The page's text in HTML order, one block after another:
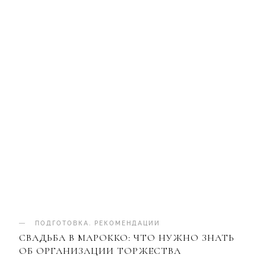
ПОДГОТОВКА РЕКОМЕНДАЦИИ
СВАДЬБА В МАРОККО: ЧТО НУЖНО ЗНАТЬ
ОБ ОРГАНИЗАЦИИ ТОРЖЕСТВА